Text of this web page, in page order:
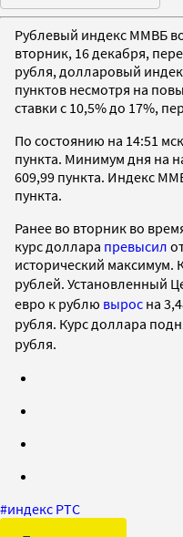
Рублевый индекс ММВБ
вторник, 16 декабря,
рубля, долларовый
пунктов несмотря на
ставки с 10,5% до 17%,
По состоянию на 14:51
пункта. Минимум дня на
609,99 пункта. Индекс
пункта.
Ранее во вторник во
курс доллара превысил
исторический максимум.
рублей. Установленный
евро к рублю вырос на
рубля. Курс доллара
рубля.
#индекс РТС